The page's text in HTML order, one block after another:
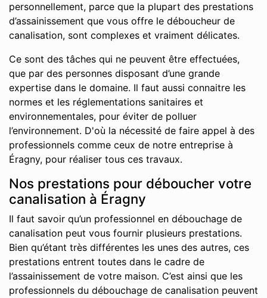
personnellement, parce que la plupart des prestations
d’assainissement que vous offre le déboucheur de
canalisation, sont complexes et vraiment délicates.
Ce sont des tâches qui ne peuvent être effectuées,
que par des personnes disposant d’une grande
expertise dans le domaine. Il faut aussi connaitre les
normes et les réglementations sanitaires et
environnementales, pour éviter de polluer
l’environnement. D'où la nécessité de faire appel à des
professionnels comme ceux de notre entreprise à
Éragny, pour réaliser tous ces travaux.
Nos prestations pour déboucher votre
canalisation à Éragny
Il faut savoir qu’un professionnel en débouchage de
canalisation peut vous fournir plusieurs prestations.
Bien qu’étant très différentes les unes des autres, ces
prestations entrent toutes dans le cadre de
l’assainissement de votre maison. C’est ainsi que les
professionnels du débouchage de canalisation peuvent